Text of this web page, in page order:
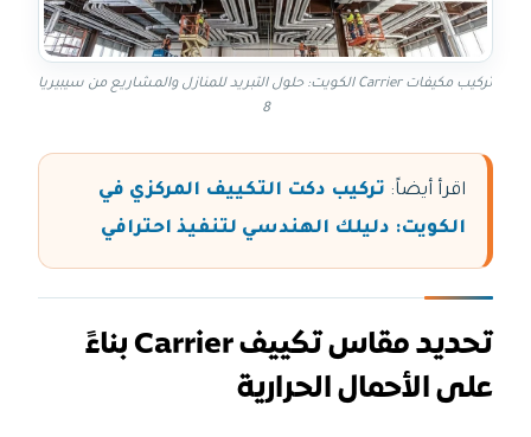
تركيب مكيفات Carrier الكويت: حلول التبريد للمنازل والمشاريع من سيبيريا
8
اقرأ أيضاً: تركيب دكت التكييف المركزي في
الكويت: دليلك الهندسي لتنفيذ احترافي
تحديد مقاس تكييف Carrier بناءً
على الأحمال الحرارية